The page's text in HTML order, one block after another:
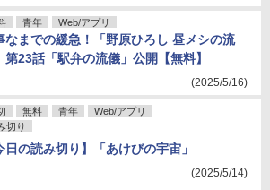
青年 Web/アプリ
なまでの緩急！「野原ひろし 昼メシの流
第23話「駅弁の流儀」公開【無料】
(2025/5/16)
無料 青年
Web/アプリ
切り
日の読み切り】「あけびの宇宙」
(2025/5/14)